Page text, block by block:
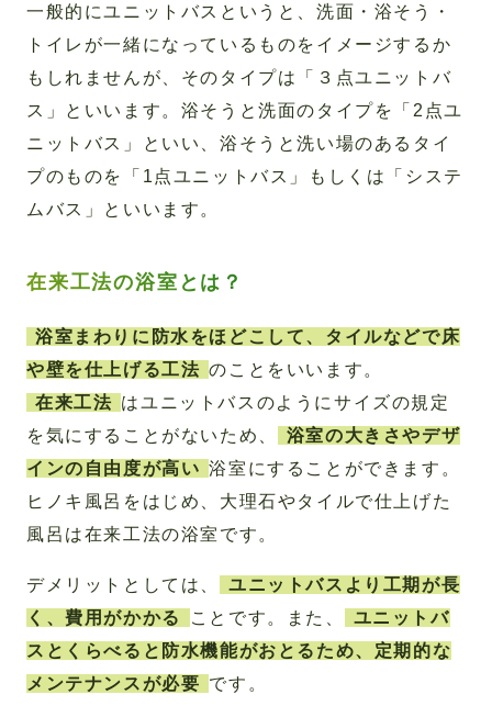
一般的にユニットバスというと、洗面・浴そう・
トイレが一緒になっているものをイメージするか
もしれませんが、そのタイプは「３点ユニットバ
ス」といいます。浴そうと洗面のタイプを「2点ユ
ニットバス」といい、浴そうと洗い場のあるタイ
プのものを「1点ユニットバス」もしくは「システ
ムバス」といいます。
在来工法の浴室とは？
浴室まわりに防水をほどこして、タイルなどで床
や壁を仕上げる工法 のことをいいます。
在来工法 はユニットバスのようにサイズの規定
を気にすることがないため、
浴室の大きさやデザ
インの自由度が高い 浴室にすることができます。
ヒノキ風呂をはじめ、大理石やタイルで仕上げた
風呂は在来工法の浴室です。
デメリットとしては、
ユニットバスより工期が長
く、費用がかかる
ことです。また、
ユニットバ
スとくらべると防水機能がおとるため、定期的な
メンテナンスが必要 です。